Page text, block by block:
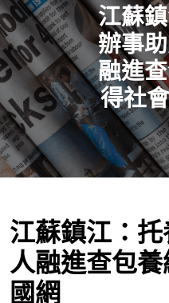
江蘇
辦事
融進
得社
江蘇鎮江：
人融進查包
國網